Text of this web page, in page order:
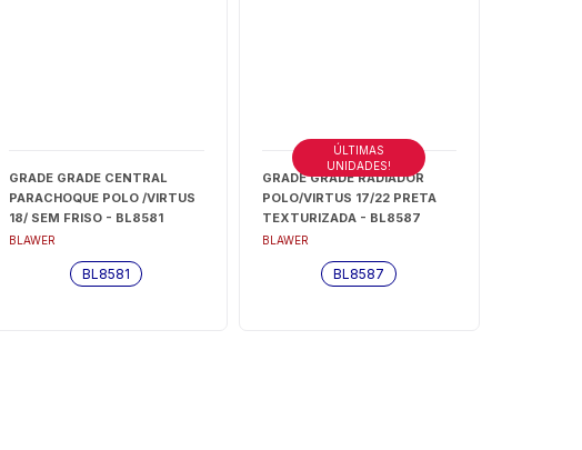
GRADE GRADE CENTRAL
PARACHOQUE POLO /VIRTUS
18/ SEM FRISO - BL8581
BLAWER
BL8581
GRADE GRADE RADIADOR
POLO/VIRTUS 17/22 PRETA
TEXTURIZADA - BL8587
BLAWER
ÚLTIMAS
UNIDADES!
BL8587